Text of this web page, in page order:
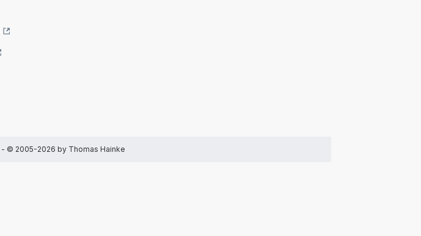
- © 2005-2026 by Thomas Hainke